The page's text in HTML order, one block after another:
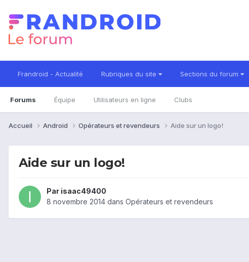
Frandroid - Actualité Rubriques du site Sections du forum
Forums Équipe Utilisateurs en ligne Clubs
Accueil Android Opérateurs et revendeurs Aide sur un logo!
Aide sur un logo!
Par isaac49400
8 novembre 2014 dans Opérateurs et revendeurs